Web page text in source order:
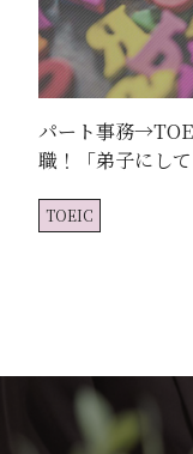
パート事務
職！「弟子にし
TOEIC